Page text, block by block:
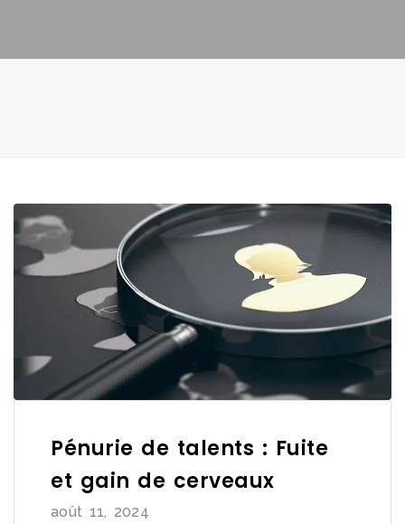
Pénurie de talents : Fuite
et gain de cerveaux
août 11, 2024